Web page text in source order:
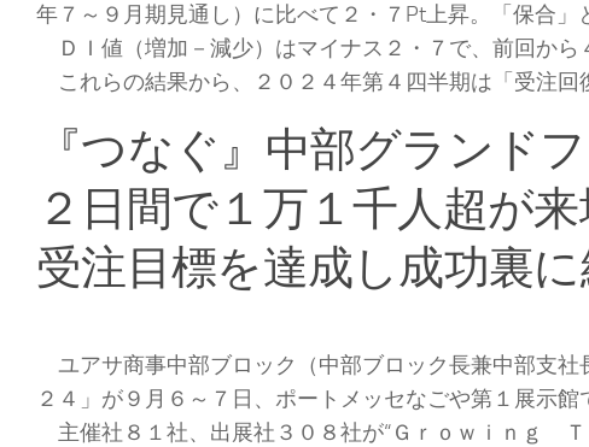
年７～９月期見通し）に比べて２・７Pt上昇。「保合
ＤＩ値（増加－減少）はマイナス２・７で、前回から
これらの結果から、２０２４年第４四半期は「受注回
『つなぐ』中部グランド
２日間で１万１千人超が
受注目標を達成し成功裏に
ユアサ商事中部ブロック（中部ブロック長兼中部支
２４」が９月６～７日、ポートメッセなごや第１展示館
主催社８１社、出展社３０８社が“Ｇｒｏｗｉｎｇ